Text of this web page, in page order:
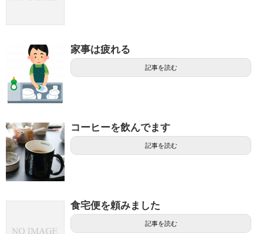
家事は疲れる
記事を読む
コーヒーを飲んでます
記事を読む
食宅便を頼みました
記事を読む